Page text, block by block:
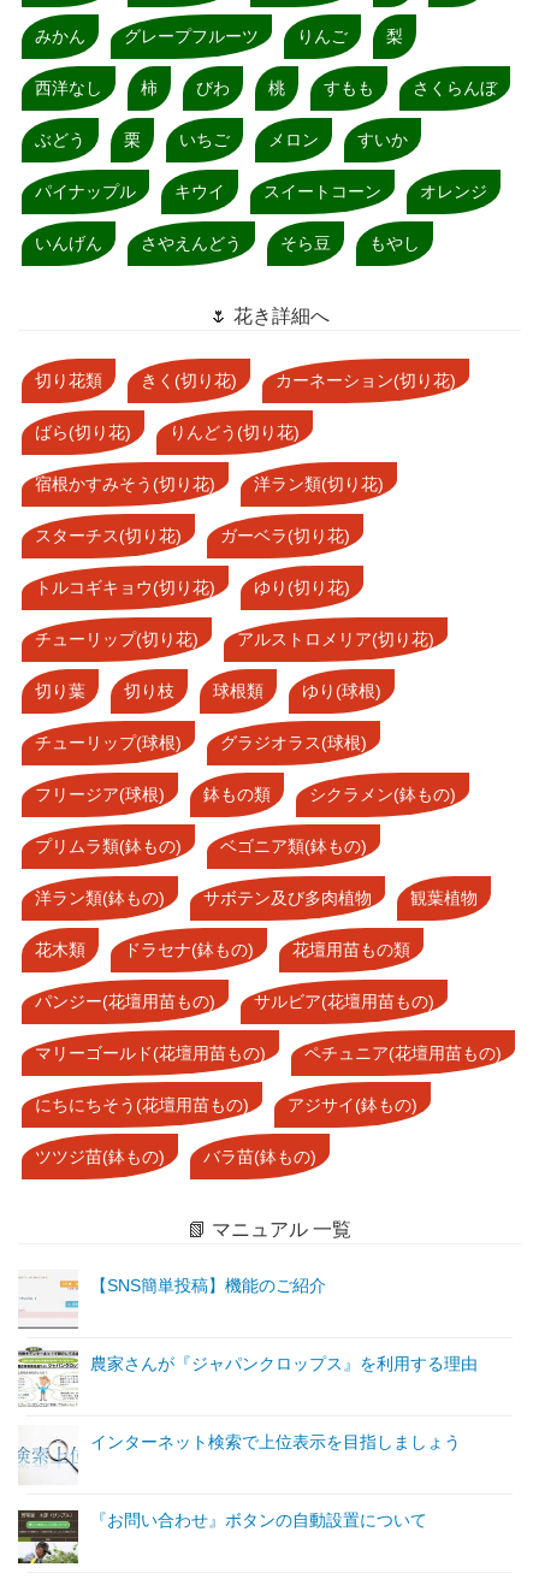
みかん グレープフルーツ りんご 梨
西洋なし 柿 びわ 桃 すもも さくらんぼ
ぶどう 栗 いちご メロン すいか
パイナップル キウイ スイートコーン オレンジ
いんげん さやえんどう そら豆 もやし
🌷 花き詳細へ
切り花類 きく(切り花) カーネーション(切り花)
ばら(切り花) りんどう(切り花)
宿根かすみそう(切り花) 洋ラン類(切り花)
スターチス(切り花) ガーベラ(切り花)
トルコギキョウ(切り花) ゆり(切り花)
チューリップ(切り花) アルストロメリア(切り花)
切り葉 切り枝 球根類 ゆり(球根)
チューリップ(球根) グラジオラス(球根)
フリージア(球根) 鉢もの類 シクラメン(鉢もの)
プリムラ類(鉢もの) ベゴニア類(鉢もの)
洋ラン類(鉢もの) サボテン及び多肉植物 観葉植物
花木類 ドラセナ(鉢もの) 花壇用苗もの類
パンジー(花壇用苗もの) サルビア(花壇用苗もの)
マリーゴールド(花壇用苗もの) ペチュニア(花壇用苗もの)
にちにちそう(花壇用苗もの) アジサイ(鉢もの)
ツツジ苗(鉢もの) バラ苗(鉢もの)
📗 マニュアル 一覧
【SNS簡単投稿】機能のご紹介
農家さんが『ジャパンクロップス』を利用する理由
インターネット検索で上位表示を目指しましょう
『お問い合わせ』ボタンの自動設置について